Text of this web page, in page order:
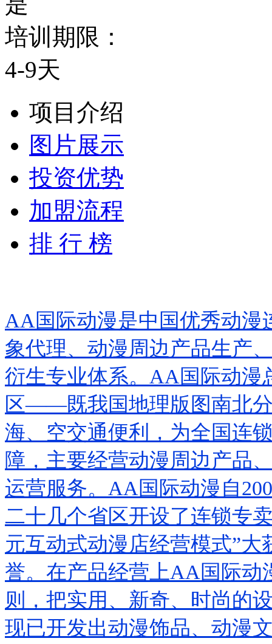
培训期限：
4-9天
项目介绍
图片展示
投资优势
加盟流程
排 行 榜
AA国际动漫是中国优秀动
象代理、动漫周边产品生产
衍生专业体系。 AA国际动漫
区——既我国地理版图南北
海、空交通便利，为全国连
障 ，主要经营动漫周边产品
运营服务。 AA国际动漫自
二十几个省区开设了连锁专
元互动式动漫店经营模式”大
誉。在产品经营上AA国际动
则，把实用、新奇、时尚的
现已开发出动漫饰品、动漫